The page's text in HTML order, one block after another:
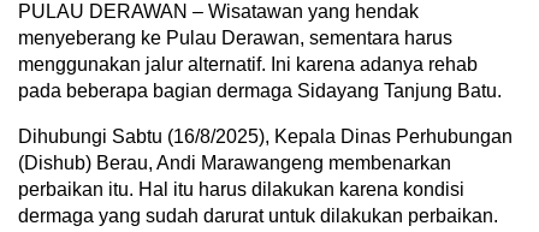
PULAU DERAWAN – Wisatawan yang hendak
menyeberang ke Pulau Derawan, sementara harus
menggunakan jalur alternatif. Ini karena adanya rehab
pada beberapa bagian dermaga Sidayang Tanjung Batu.
Dihubungi Sabtu (16/8/2025), Kepala Dinas Perhubungan
(Dishub) Berau, Andi Marawangeng membenarkan
perbaikan itu. Hal itu harus dilakukan karena kondisi
dermaga yang sudah darurat untuk dilakukan perbaikan.